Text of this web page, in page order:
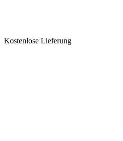
Kostenlose Lieferung